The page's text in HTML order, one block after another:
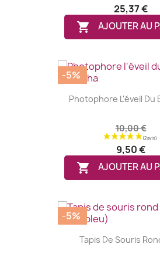
25,37 €
 AJOUTER AU
Photophore L'éveil Du
10,00 €
9,50 €
 AJOUTER AU
-5%
Tapis De Souris
-5%